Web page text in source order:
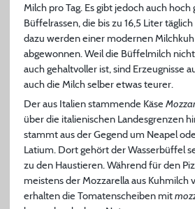
Milch pro Tag. Es gibt jedoch auch
Büffelrassen, die bis zu 16,5 Liter
dazu werden einer modernen
abgewonnen. Weil die Büffelmilch
auch gehaltvoller ist, sind Erzeugnisse
auch die Milch selber etwas teurer.
Der aus Italien stammende Käse
über die italienischen Landesgrenzen
stammt aus der Gegend um Neapel
Latium. Dort gehört der Wasserbüffel
zu den Haustieren. Während für den
meistens der Mozzarella aus Kuhmilch
erhalten die Tomatenscheiben mit